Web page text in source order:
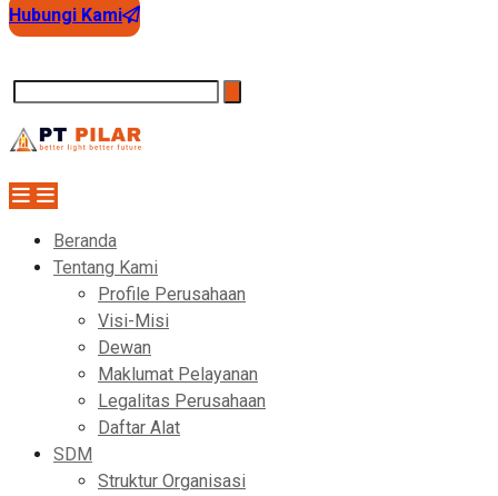
Hubungi Kami
Beranda
Tentang Kami
Profile Perusahaan
Visi-Misi
Dewan
Maklumat Pelayanan
Legalitas Perusahaan
Daftar Alat
SDM
Struktur Organisasi